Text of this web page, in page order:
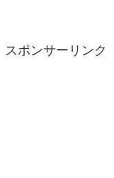
スポンサーリンク